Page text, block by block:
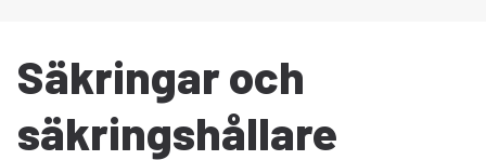
Säkringar och
säkringshållare